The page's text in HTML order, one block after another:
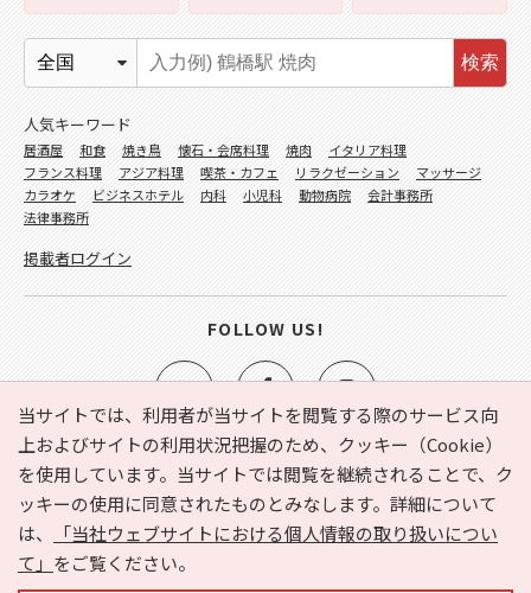
当サイトでは、利用者が当サイトを閲覧する際のサービス向
上およびサイトの利用状況把握のため、クッキー（Cookie）
を使用しています。当サイトでは閲覧を継続されることで、ク
ッキーの使用に同意されたものとみなします。詳細について
は、
「当社ウェブサイトにおける個人情報の取り扱いについ
て」 をご覧ください。
e-NAVITA（イーナビタ）とは？ お気に入り
ヘルプ
利用規約
個人情報の取り扱いについて
運営会社
サイトマップ
広告掲載に関するお問い合わせ
検索
人気キーワード
居酒屋 和食 焼き鳥 懐石・会席料理 焼肉
イタリア料理
フランス料理
アジア料理 喫茶・カフェ リラクゼーション
マッサージ
カラオケ
ビジネスホテル 内科 小児科 動物病院
会計事務所
法律事務所
掲載者ログイン
FOLLOW US!